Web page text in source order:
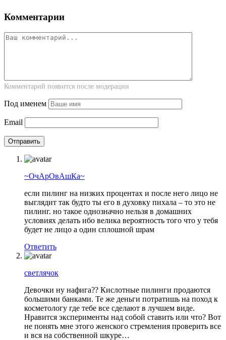
Комментарии
Комментарий появится после модерации
Под именем
Email
~ОчАрОвАшКа~
если пилинг на низких процентах и после него лицо не
выглядит так будто ты его в духовку пихала – то это не
пилинг. но такое однозначно нельзя в домашних
условиях делать ибо велика вероятность того что у тебя
будет не лицо а один сплошной шрам
Ответить
светлячок
Девочки ну нафига?? Кислотные пилинги продаются
большими банками. Те же деньги потратишь на поход к
косметологу где тебе все сделают в лучшем виде.
Нравится эксперименты над собой ставить или что? Вот
не понять мне этого женского стремления проверить все
и вся на собственной шкуре…